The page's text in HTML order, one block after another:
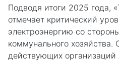
Подводя итоги 2025 года,
отмечает критический
электроэнергию со
коммунального хозяйства.
действующих